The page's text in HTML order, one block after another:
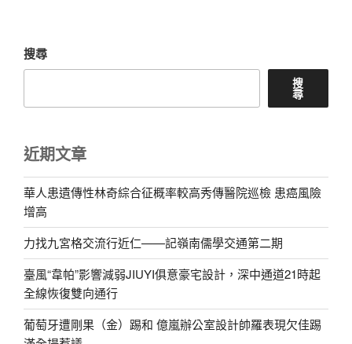
搜尋
搜
尋
近期文章
華人患遺傳性林奇綜合征概率較高秀傳醫院巡檢 患癌風險
增高
力找九宮格交流行近仁——記嶺南儒學交通第二期
臺風“韋帕”影響減弱JIUYI俱意豪宅設計，深中通道21時起
全線恢復雙向通行
葡萄牙遭剛果（金）踢和 億嵐辦公室設計帥羅表現欠佳踢